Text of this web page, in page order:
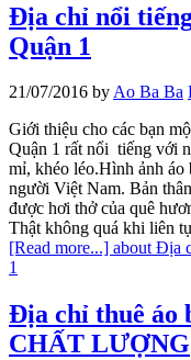
Địa chỉ nổi
Quận 1
21/07/2016 byAo Ba Ba
Giới thiệu cho các bạn
Quận 1 rất nổi tiếng với
mỉ, khéo léo.Hình ảnh áo
người Việt Nam. Bản
được hơi thở của quê
Thật không quá khi liên
[Read more...] about Địa
1
Địa chỉ thuê áo
CHẤT LƯỢNG